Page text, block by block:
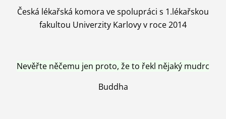
Česká lékařská komora ve spolupráci s 1.lékařskou
fakultou Univerzity Karlovy v roce 2014
Nevěřte něčemu jen proto, že to řekl nějaký mudrc
Buddha